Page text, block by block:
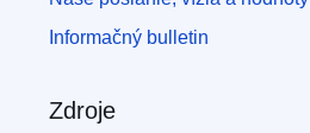
Informačný bulletin
Zdroje